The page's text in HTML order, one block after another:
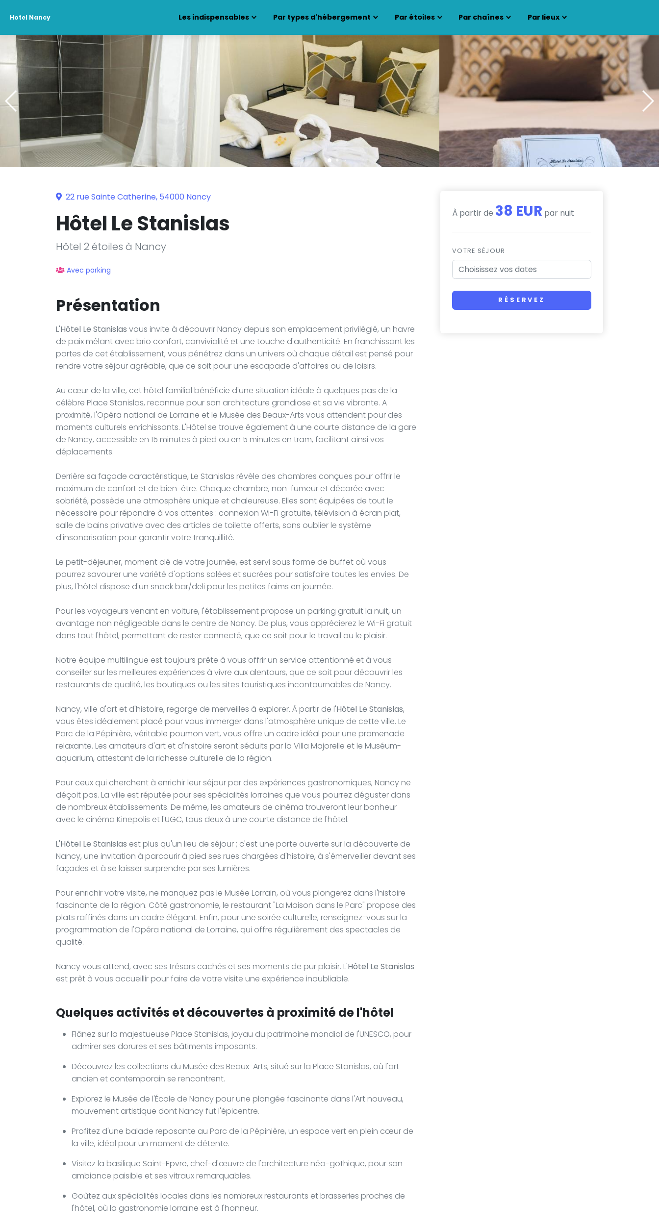
Hotel Nancy Les indispensables Par types d'hébergement Par étoiles Par chaînes Par lieux
22 rue Sainte Catherine, 54000 Nancy
Hôtel Le Stanislas
Hôtel 2 étoiles à Nancy
Avec parking
Présentation
L'Hôtel Le Stanislas vous invite à découvrir Nancy depuis son emplacement privilégié, un havre
de paix mêlant avec brio confort, convivialité et une touche d'authenticité. En franchissant les
portes de cet établissement, vous pénétrez dans un univers où chaque détail est pensé pour
rendre votre séjour agréable, que ce soit pour une escapade d'affaires ou de loisirs.
Au cœur de la ville, cet hôtel familial bénéficie d'une situation idéale à quelques pas de la
célèbre Place Stanislas, reconnue pour son architecture grandiose et sa vie vibrante. A
proximité, l'Opéra national de Lorraine et le Musée des Beaux-Arts vous attendent pour des
moments culturels enrichissants. L'Hôtel se trouve également à une courte distance de la gare
de Nancy, accessible en 15 minutes à pied ou en 5 minutes en tram, facilitant ainsi vos
déplacements.
Derrière sa façade caractéristique, Le Stanislas révèle des chambres conçues pour offrir le
maximum de confort et de bien-être. Chaque chambre, non-fumeur et décorée avec
sobriété, possède une atmosphère unique et chaleureuse. Elles sont équipées de tout le
nécessaire pour répondre à vos attentes : connexion Wi-Fi gratuite, télévision à écran plat,
salle de bains privative avec des articles de toilette offerts, sans oublier le système
d'insonorisation pour garantir votre tranquillité.
Le petit-déjeuner, moment clé de votre journée, est servi sous forme de buffet où vous
pourrez savourer une variété d'options salées et sucrées pour satisfaire toutes les envies. De
plus, l'hôtel dispose d'un snack bar/deli pour les petites faims en journée.
Pour les voyageurs venant en voiture, l'établissement propose un parking gratuit la nuit, un
avantage non négligeable dans le centre de Nancy. De plus, vous apprécierez le Wi-Fi gratuit
dans tout l'hôtel, permettant de rester connecté, que ce soit pour le travail ou le plaisir.
Notre équipe multilingue est toujours prête à vous offrir un service attentionné et à vous
conseiller sur les meilleures expériences à vivre aux alentours, que ce soit pour découvrir les
restaurants de qualité, les boutiques ou les sites touristiques incontournables de Nancy.
Nancy, ville d'art et d'histoire, regorge de merveilles à explorer. À partir de l'Hôtel Le Stanislas,
vous êtes idéalement placé pour vous immerger dans l'atmosphère unique de cette ville. Le
Parc de la Pépinière, véritable poumon vert, vous offre un cadre idéal pour une promenade
relaxante. Les amateurs d'art et d'histoire seront séduits par la Villa Majorelle et le Muséum-
aquarium, attestant de la richesse culturelle de la région.
Pour ceux qui cherchent à enrichir leur séjour par des expériences gastronomiques, Nancy ne
déçoit pas. La ville est réputée pour ses spécialités lorraines que vous pourrez déguster dans
de nombreux établissements. De même, les amateurs de cinéma trouveront leur bonheur
avec le cinéma Kinepolis et l'UGC, tous deux à une courte distance de l'hôtel.
L'Hôtel Le Stanislas est plus qu'un lieu de séjour ; c'est une porte ouverte sur la découverte de
Nancy, une invitation à parcourir à pied ses rues chargées d'histoire, à s'émerveiller devant ses
façades et à se laisser surprendre par ses lumières.
Pour enrichir votre visite, ne manquez pas le Musée Lorrain, où vous plongerez dans l'histoire
fascinante de la région. Côté gastronomie, le restaurant "La Maison dans le Parc" propose des
plats raffinés dans un cadre élégant. Enfin, pour une soirée culturelle, renseignez-vous sur la
programmation de l'Opéra national de Lorraine, qui offre régulièrement des spectacles de
qualité.
Nancy vous attend, avec ses trésors cachés et ses moments de pur plaisir. L'Hôtel Le Stanislas
est prêt à vous accueillir pour faire de votre visite une expérience inoubliable.
Quelques activités et découvertes à proximité de l'hôtel
Flânez sur la majestueuse Place Stanislas, joyau du patrimoine mondial de l'UNESCO, pour
admirer ses dorures et ses bâtiments imposants.
Découvrez les collections du Musée des Beaux-Arts, situé sur la Place Stanislas, où l'art
ancien et contemporain se rencontrent.
Explorez le Musée de l'École de Nancy pour une plongée fascinante dans l'Art nouveau,
mouvement artistique dont Nancy fut l'épicentre.
Profitez d'une balade reposante au Parc de la Pépinière, un espace vert en plein cœur de
la ville, idéal pour un moment de détente.
Visitez la basilique Saint-Epvre, chef-d'œuvre de l'architecture néo-gothique, pour son
ambiance paisible et ses vitraux remarquables.
Goûtez aux spécialités locales dans les nombreux restaurants et brasseries proches de
l'hôtel, où la gastronomie lorraine est à l'honneur.
À partir de 38 EUR par nuit
VOTRE SÉJOUR
RÉSERVEZ